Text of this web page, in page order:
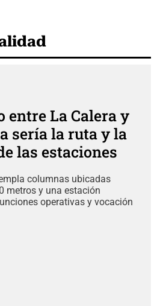
entre La Calera y
sería la ruta y la
las estaciones
columnas ubicadas
metros y una estación
operativas y vocación